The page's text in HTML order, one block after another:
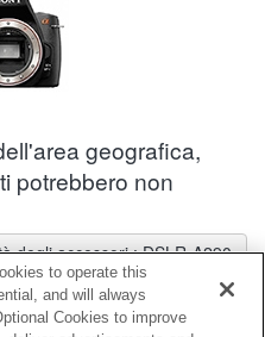
geografica,
potrebbero non
degli accessori : DSLR-A290
per le foto che desideri scattare
to operate this
and will always
Cookies to improve